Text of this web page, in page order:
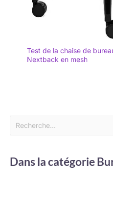
Test de la chaise de
Nextback en mesh
Dans la catégorie